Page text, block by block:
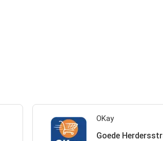
OKay
Goede